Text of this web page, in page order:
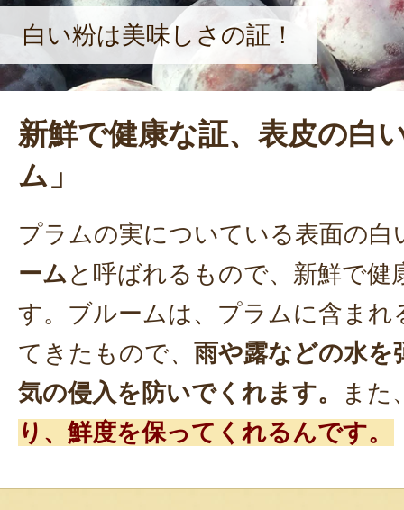
白い粉は美味しさの証！
新鮮で健康な証、表皮の白
ム」
プラムの実についている表面の白
ームと呼ばれるもので、新鮮で健
す。ブルームは、プラムに含まれ
てきたもので、 雨や露などの水を
気の侵入を防いでくれます。
また
り、鮮度を保ってくれるんです。